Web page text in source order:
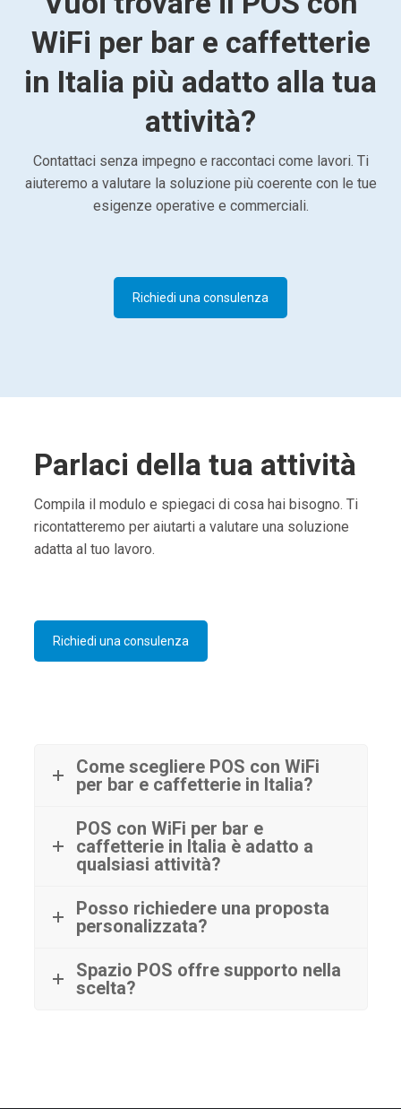
WiFi per bar e caffetterie
in Italia più adatto alla tua
attività?
Contattaci senza impegno e raccontaci come lavori. Ti
aiuteremo a valutare la soluzione più coerente con le tue
esigenze operative e commerciali.
Richiedi una consulenza
Parlaci della tua attività
Compila il modulo e spiegaci di cosa hai bisogno. Ti
ricontatteremo per aiutarti a valutare una soluzione
adatta al tuo lavoro.
Richiedi una consulenza
Come scegliere POS con WiFi
per bar e caffetterie in Italia?
POS con WiFi per bar e
caffetterie in Italia è adatto a
qualsiasi attività?
Posso richiedere una proposta
personalizzata?
Spazio POS offre supporto nella
scelta?